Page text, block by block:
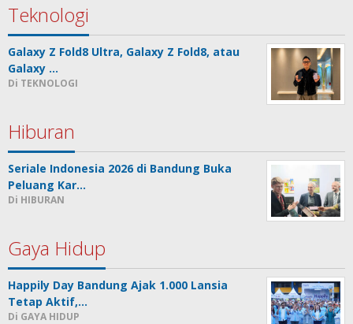
Teknologi
Galaxy Z Fold8 Ultra, Galaxy Z Fold8, atau
Galaxy …
Di TEKNOLOGI
Hiburan
Seriale Indonesia 2026 di Bandung Buka
Peluang Kar…
Di HIBURAN
Gaya Hidup
Happily Day Bandung Ajak 1.000 Lansia
Tetap Aktif,…
Di GAYA HIDUP